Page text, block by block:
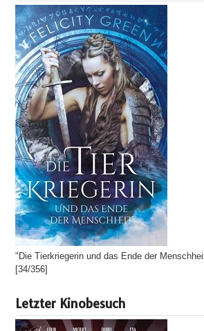
"Die Tierkriegerin und das Ende der
[34/356]
Letzter Kinobesuch